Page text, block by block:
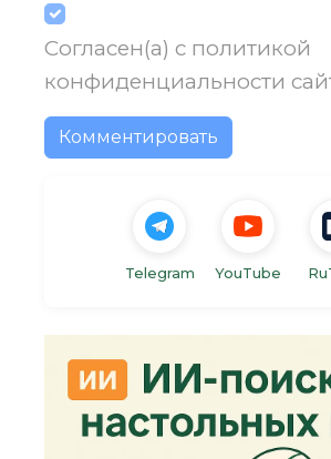
Согласен(а) с политикой
конфиденциальности
Комментировать
Telegram YouTube